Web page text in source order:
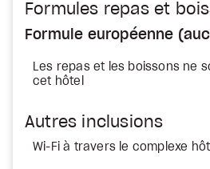
Formules repas et
Formule européenne
Les repas et les boissons ne
cet hôtel
Autres inclusions
Wi-Fi à travers le complexe